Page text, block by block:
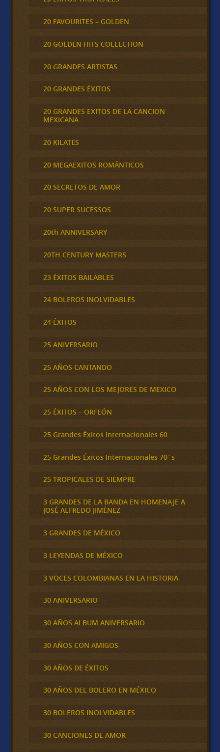
20 FAVOURITES – GOLDEN
20 GOLDEN HITS COLLECTION
20 GRANDES ARTISTAS
20 GRANDES ÉXITOS
20 GRANDES EXITOS DE LA CANCION
MEXICANA
20 KILATES
20 MEGAEXITOS ROMÁNTICOS
20 SECRETOS DE AMOR
20 SUPER SUCESSOS
20th ANNIVERSARY
20TH CENTURY MASTERS
23 ÉXITOS BAILABLES
24 BOLEROS INOLVIDABLES
24 ÉXITOS
25 ANIVERSARIO
25 AÑOS CANTANDO
25 AÑOS CON LOS MEJORES DE MEXICO
25 ÉXITOS – ORFEÓN
25 Grandes Éxitos Internacionales 60
25 Grandes Éxitos Internacionales 70´s
25 TROPICALES DE SIEMPRE
3 GRANDES DE LA BANDA EN HOMENAJE A
JOSÉ ALFREDO JIMÉNEZ
3 GRANDES DE MÉXICO
3 LEYENDAS DE MÉXICO
3 VOCES COLOMBIANAS EN LA HISTORIA
30 ANIVERSARIO
30 AÑOS ALBUM ANIVERSARIO
30 AÑOS CON AMIGOS
30 AÑOS DE ÉXITOS
30 AÑOS DEL BOLERO EN MÉXICO
30 BOLEROS INOLVIDABLES
30 CANCIONES DE AMOR